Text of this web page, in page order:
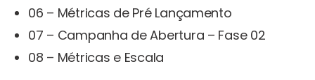
06 – Métricas de Pré Lançamento
07 – Campanha de Abertura – Fase 02
08 – Métricas e Escala